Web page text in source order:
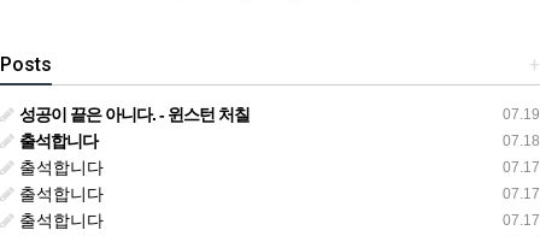
+
Posts
07.19
성공이 끝은 아니다. - 윈스턴 처칠
07.18
출석합니다
07.17
출석합니다
07.17
출석합니다
07.17
출석합니다